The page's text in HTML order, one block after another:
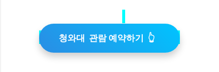
청와대 관람 예약하기 👆